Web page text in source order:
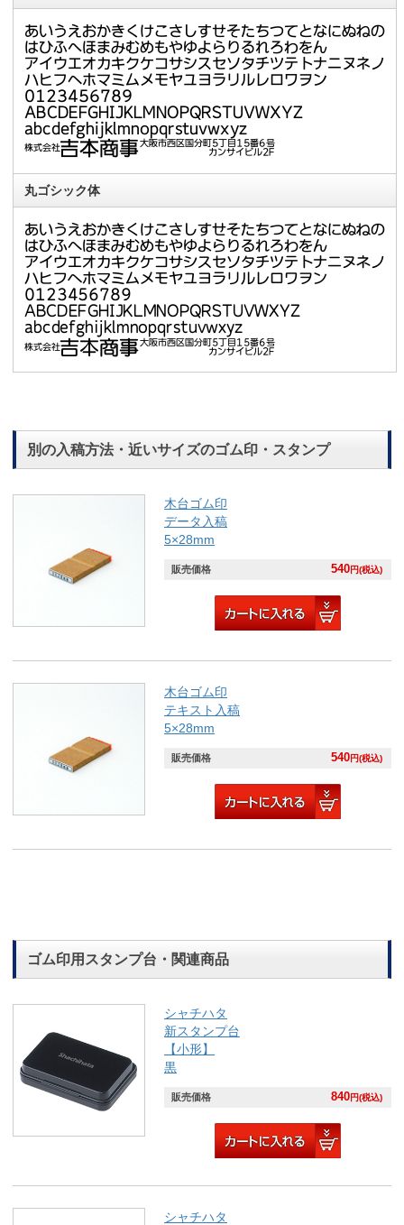
丸ゴシック体
別の入稿方法・近いサイズのゴム印・スタンプ
木台ゴム印
データ入稿
5×28mm
販売価格 540円(税込)
木台ゴム印
テキスト入稿
5×28mm
販売価格 540円(税込)
ゴム印用スタンプ台・関連商品
シャチハタ
新スタンプ台
【小形】
黒
販売価格 840円(税込)
シャチハタ